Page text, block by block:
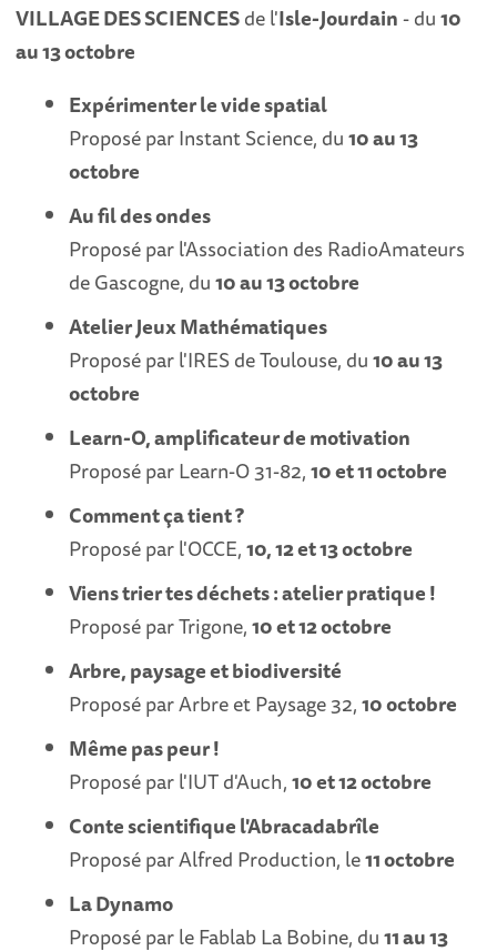
VILLAGE DES SCIENCESde l'Isle-Jourdain- du10
au 13 octobre
Expérimenter le vide spatial
Proposé par Instant Science, du10 au 13
octobre
Au fil des ondes
Proposé par l'Association des RadioAmateurs
de Gascogne, du10 au 13 octobre
Atelier Jeux Mathématiques
Proposé par l'IRES de Toulouse, du10 au 13
octobre
Learn-O, amplificateur de motivation
Proposé par Learn-O 31-82,10 et 11 octobre
Comment ça tient ?
Proposé par l'OCCE,10, 12 et 13 octobre
Viens trier tes déchets : atelier pratique !
Proposé par Trigone,10 et 12 octobre
Arbre, paysage et biodiversité
Proposé par Arbre et Paysage 32,10 octobre
Même pas peur !
Proposé par l'IUT d'Auch,10 et 12 octobre
Conte scientifique l'Abracadabrîle
Proposé par Alfred Production, le11 octobre
La Dynamo
Proposé par le Fablab La Bobine, du11 au 13